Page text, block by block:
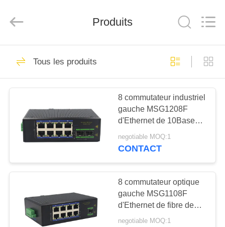
MAISON
PRODUITS
SUJET
NOUS
VISITE
D'USINE
Technology.
Modules incorporés
commutateur de
l'Ethernet 2.5G
10
Produits
Tous les produits
8 commutateur industriel
gauche MSG1208F
d'Ethernet de 10BaseT
3W IP40
negotiable MOQ:1
CONTACT
8 commutateur optique
gauche MSG1108F
d'Ethernet de fibre de
3W IP40 100Base-TX
negotiable MOQ:1